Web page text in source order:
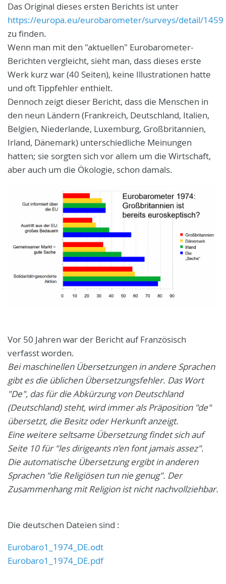
Das Original dieses ersten Berichts ist unter
https://europa.eu/eurobarometer/surveys/detail/1459
zu finden.
Wenn man mit den "aktuellen" Eurobarometer-
Berichten vergleicht, sieht man, dass dieses erste
Werk kurz war (40 Seiten), keine Illustrationen hatte
und oft Tippfehler enthielt.
Dennoch zeigt dieser Bericht, dass die Menschen in
den neun Ländern (Frankreich, Deutschland, Italien,
Belgien, Niederlande, Luxemburg, Großbritannien,
Irland, Dänemark) unterschiedliche Meinungen
hatten; sie sorgten sich vor allem um die Wirtschaft,
aber auch um die Ökologie, schon damals.
Vor 50 Jahren war der Bericht auf Französisch
verfasst worden.
Bei maschinellen Übersetzungen in andere Sprachen
gibt es die üblichen Übersetzungsfehler. Das Wort
"De", das für die Abkürzung von Deutschland
(Deutschland) steht, wird immer als Präposition "de"
übersetzt, die Besitz oder Herkunft anzeigt.
Eine weitere seltsame Übersetzung findet sich auf
Seite 10 für "les dirigeants n’en font jamais assez".
Die automatische Übersetzung ergibt in anderen
Sprachen "die Religiösen tun nie genug". Der
Zusammenhang mit Religion ist nicht nachvollziehbar.
Die deutschen Dateien sind :
Eurobaro1_1974_DE.odt
Eurobaro1_1974_DE.pdf